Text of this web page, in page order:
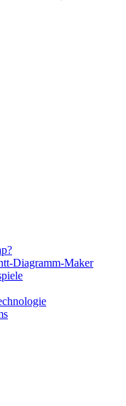
Diagramm-Maker